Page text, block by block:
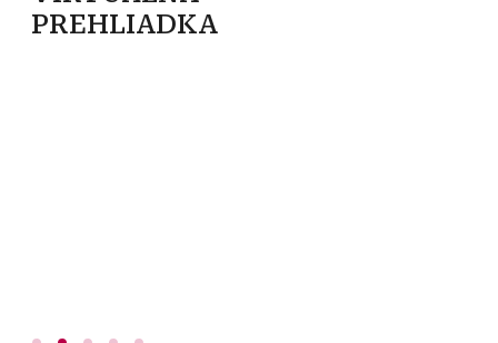
PREHLIADKA